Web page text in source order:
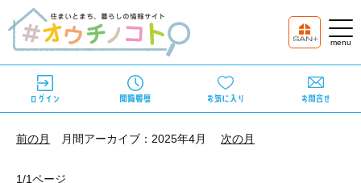
前の月 月間アーカイブ：2025年4月 次の月
1/1ページ